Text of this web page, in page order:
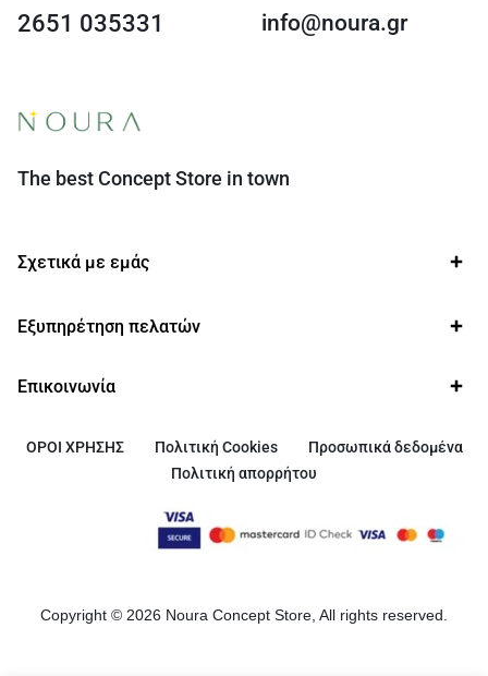
2651 035331 info@noura.gr
The best Concept Store in town
Σχετικά με εμάς
Εξυπηρέτηση πελατών
Επικοινωνία
ΟΡΟΙ ΧΡΗΣΗΣ Πολιτική Cookies
Προσωπικά δεδομένα
Πολιτική απορρήτου
Copyright © 2026 Noura Concept Store, All rights reserved.